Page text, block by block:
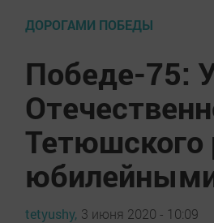
ДОРОГАМИ ПОБЕДЫ
Победе-75:
Тетюшского
tetyushy, 3 июня 2020 - 10:09